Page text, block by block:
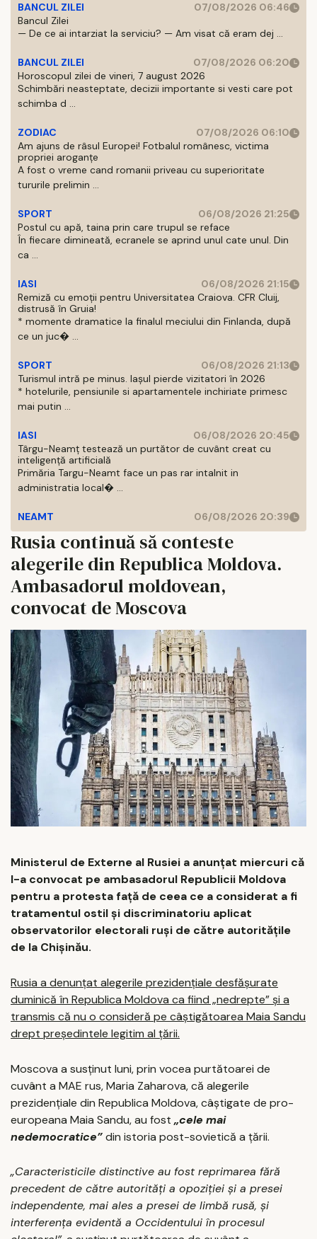
BANCUL ZILEI
07/08/2026 06:46
Bancul Zilei
— De ce ai intarziat la serviciu? — Am visat că eram dej ...
BANCUL ZILEI
07/08/2026 06:20
Horoscopul zilei de vineri, 7 august 2026
Schimbări neasteptate, decizii importante si vesti care pot
schimba d ...
ZODIAC
07/08/2026 06:10
Am ajuns de râsul Europei! Fotbalul românesc, victima
propriei aroganțe
A fost o vreme cand romanii priveau cu superioritate
tururile prelimin ...
SPORT
06/08/2026 21:25
Postul cu apă, taina prin care trupul se reface
În fiecare dimineată, ecranele se aprind unul cate unul. Din
ca ...
IASI
06/08/2026 21:15
Remiză cu emoții pentru Universitatea Craiova. CFR Cluij,
distrusă în Gruia!
* momente dramatice la finalul meciului din Finlanda, după
ce un juc� ...
SPORT
06/08/2026 21:13
Turismul intră pe minus. Iașul pierde vizitatori în 2026
* hotelurile, pensiunile si apartamentele inchiriate primesc
mai putin ...
IASI
06/08/2026 20:45
Târgu-Neamț testează un purtător de cuvânt creat cu
inteligență artificială
Primăria Targu-Neamt face un pas rar intalnit in
administratia local� ...
NEAMT 06/08/2026 20:39
Rusia continuă să conteste
alegerile din Republica Moldova.
Ambasadorul moldovean,
convocat de Moscova
Ministerul de Externe al Rusiei a anunţat miercuri că
l-a convocat pe ambasadorul Republicii Moldova
pentru a protesta faţă de ceea ce a considerat a fi
tratamentul ostil şi discriminatoriu aplicat
observatorilor electorali ruşi de către autorităţile
de la Chişinău.
Rusia a denunţat alegerile prezidenţiale desfășurate
duminică în Republica Moldova ca fiind „nedrepte” şi a
transmis că nu o consideră pe câştigătoarea Maia Sandu
drept preşedintele legitim al ţării.
Moscova a susținut luni, prin vocea purtătoarei de
cuvânt a MAE rus, Maria Zaharova, că alegerile
prezidențiale din Republica Moldova, câștigate de pro-
europeana Maia Sandu, au fost „cele mai
nedemocratice”din istoria post-sovietică a țării.
„Caracteristicile distinctive au fost reprimarea fără
precedent de către autorități a opoziției și a presei
independente, mai ales a presei de limbă rusă, și
interferența evidentă a Occidentului în procesul